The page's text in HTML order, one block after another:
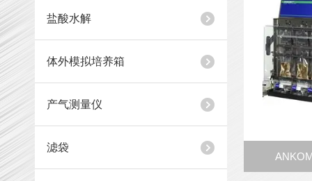
盐酸水解
体外模拟培养箱
产气测量仪
滤袋